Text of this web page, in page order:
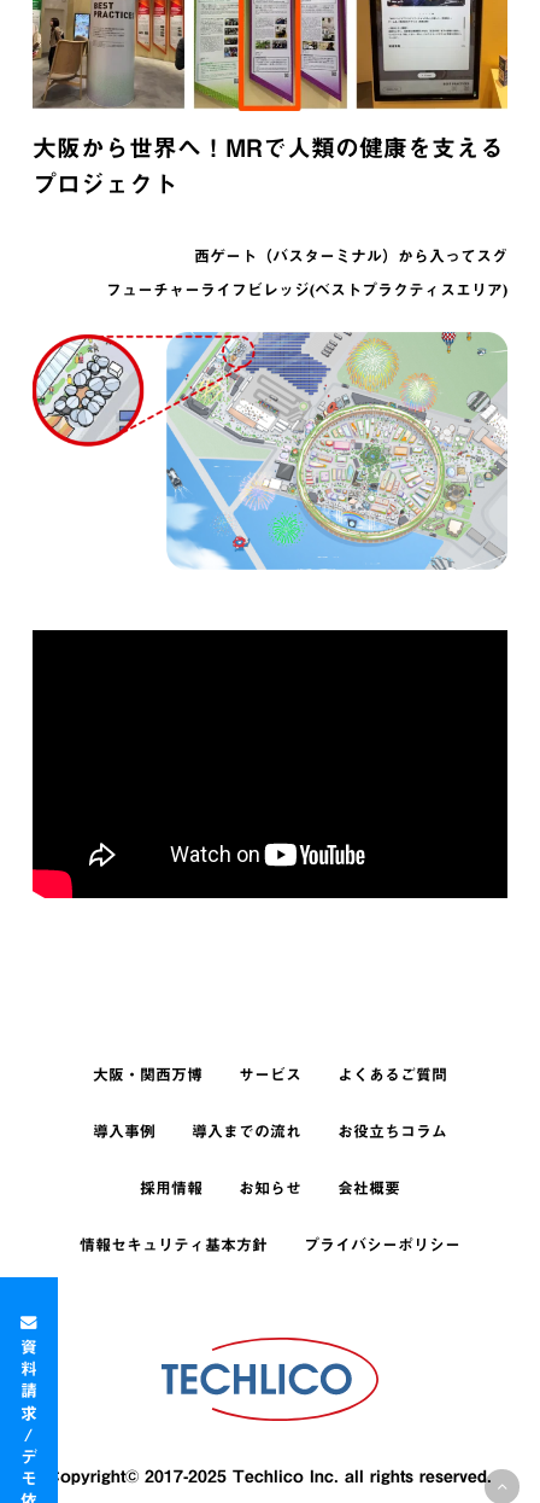
資料請求/デモ依頼
大阪から世界へ！MRで人類の健康を支える
プロジェクト
西ゲート（バスターミナル）から入ってスグ
フューチャーライフビレッジ(ベストプラクティスエリア)
大阪・関西万博 サービス よくあるご質問
導入事例 導入までの流れ お役立ちコラム
採用情報 お知らせ 会社概要
情報セキュリティ基本方針 プライバシーポリシー
Copyright© 2017-2025 Techlico Inc. all rights reserved.